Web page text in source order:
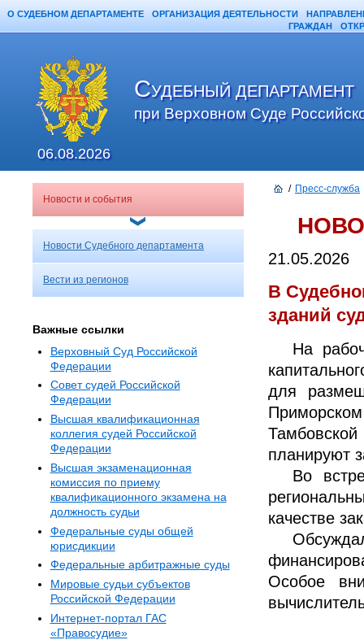
О СУДЕБНОМ ДЕПАРТАМЕНТЕ ОРГАНИЗАЦИЯ ДЕЯТЕЛЬНОСТИ
ГРАЖДАН
/ Пресс-служба
21.05.2026
В
зданий
На
для
планируют
Во
качестве
Особое
Новости и события
Новости Судебного департамента
Вести из регионов
Важные ссылки
Верховный Суд Российской
Федерации
Совет судей Российской
Федерации
Высшая квалификационная
коллегия судей Российской
Федерации
Высшая экзаменационная
комиссия по приему
квалификационного экзамена на
должность судьи
Федеральные суды общей
юрисдикции
Федеральные арбитражные суды
Мировые судьи субъектов
Российской Федерации
Интернет-портал ГАС
«Правосудие»
СУДЕБНЫЙ ДЕПАРТАМЕНТ
при Верховном Суде
06.08.2026